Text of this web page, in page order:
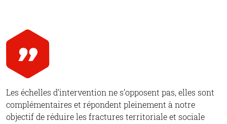
Les échelles d’intervention ne s’opposent pas, elles sont
complémentaires et répondent pleinement à notre
objectif de réduire les fractures territoriale et sociale